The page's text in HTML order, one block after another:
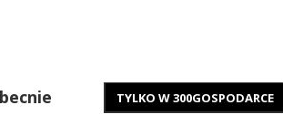
TYLKO W 300GOSPODARCE